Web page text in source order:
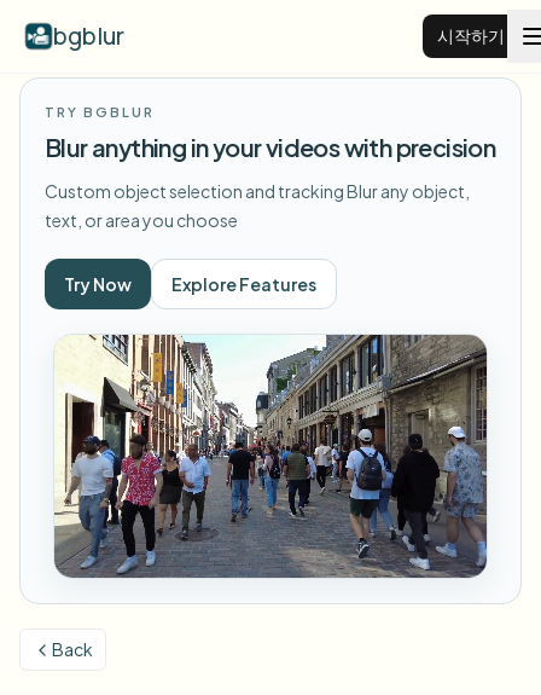
bgblur 시작하기
가격
예시
모든 예시 보기
예시 라이브러리 전체 탐색
얼굴 블러
번호판 블러
배경 블러
무엇이든 블러
기능
View all features
Browse every blur tool in one place
번호판 블러
얼굴 블러
배경 블러
기업
학교 및 교육
캠퍼스 카메라, 강의, 지역 대량 개인정보 보호
미디어 및 엔터테인먼트
리소스
자주 묻는 질문
블로그
TRY BGBLUR
Blur anything in your videos with precision
Custom object selection and trackingBlur any object,
text, or area you choose
Try Now Explore Features
Back